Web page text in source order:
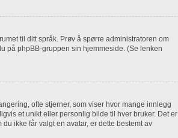
til ditt språk. Prøv å spørre administratoren om
på phpBB-gruppen sin hjemmeside. (Se lenken
ofte stjerner, som viser hvor mange innlegg
et unikt eller personlig bilde til hver bruker. Det er
ikke får valgt en avatar, er dette bestemt av